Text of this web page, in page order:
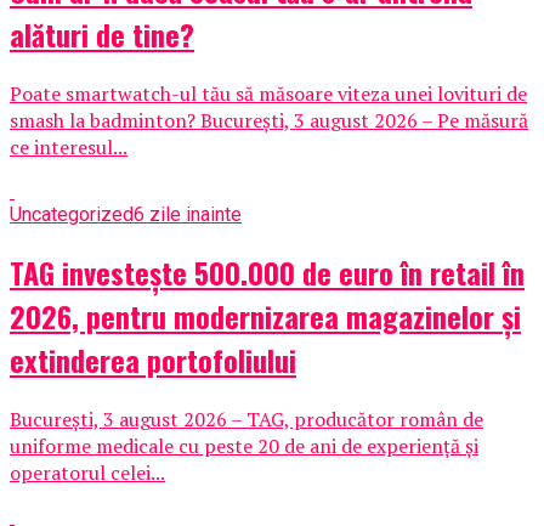
alături de tine?
Poate smartwatch-ul tău să măsoare viteza unei lovituri de
smash la badminton? București, 3 august 2026 – Pe măsură
ce interesul...
Uncategorized6 zile inainte
TAG investește 500.000 de euro în retail în
2026, pentru modernizarea magazinelor și
extinderea portofoliului
București, 3 august 2026 – TAG, producător român de
uniforme medicale cu peste 20 de ani de experiență și
operatorul celei...